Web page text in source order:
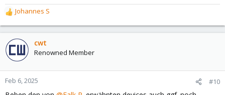
R
e
a
c
t
o
n
Johannes S
cwt
Renowned Member
Feb 6, 2025 #10